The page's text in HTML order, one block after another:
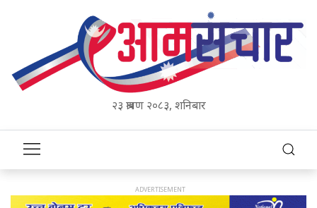
२३ श्रावण २०८३, शनिबार